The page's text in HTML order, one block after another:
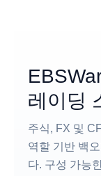
레이딩
주식, FX 및
역할 기반 백
다. 구성 가능